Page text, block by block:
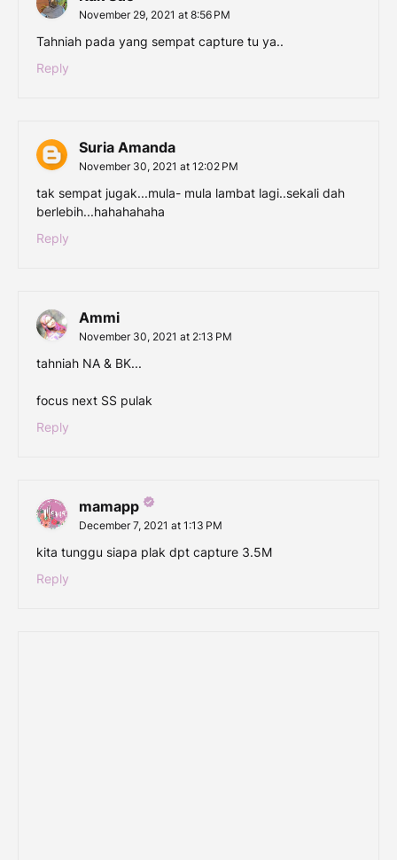
November 29, 2021 at 8:56 PM
Tahniah pada yang sempat capture tu ya..
Reply
Suria Amanda
November 30, 2021 at 12:02 PM
tak sempat jugak...mula- mula lambat lagi..sekali dah
berlebih...hahahahaha
Reply
Ammi
November 30, 2021 at 2:13 PM
tahniah NA & BK...
focus next SS pulak
Reply
mamapp
December 7, 2021 at 1:13 PM
kita tunggu siapa plak dpt capture 3.5M
Reply